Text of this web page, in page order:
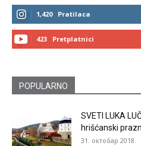
1,420 Pratilaca
423 Pretplatnici
POPULARNO
SVETI LUKA
hrišćanski
31. октобар 2018.